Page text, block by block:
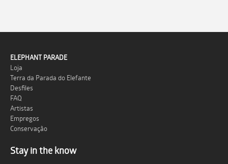
ELEPHANT PARADE
Loja
Terra da Parada do Elefante
Desfiles
FAQ
Artistas
Empregos
Conservação
Stay in the know